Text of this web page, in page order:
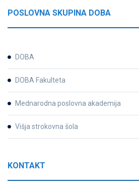
POSLOVNA SKUPINA DOBA
DOBA
DOBA Fakulteta
Mednarodna poslovna akademija
Višja strokovna šola
KONTAKT